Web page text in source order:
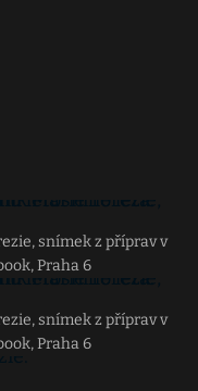
snímek z příprav v
Praha 6
snímek z příprav v
Praha 6